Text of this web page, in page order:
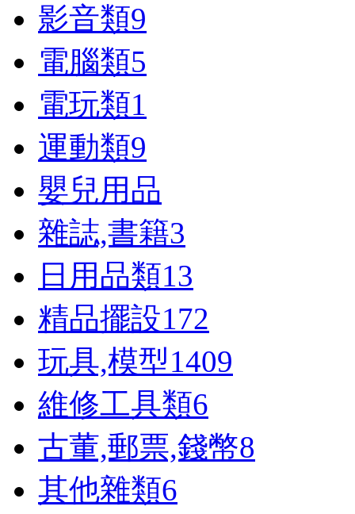
影音類9
電腦類5
電玩類1
運動類9
嬰兒用品
雜誌,書籍3
日用品類13
精品擺設172
玩具,模型1409
維修工具類6
古董,郵票,錢幣8
其他雜類6